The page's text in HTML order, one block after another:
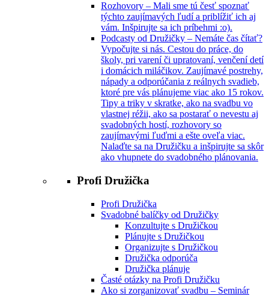
Rozhovory – Mali sme tú česť spoznať
týchto zaujímavých ľudí a priblížiť ich aj
vám. Inšpirujte sa ich príbehmi :o).
Podcasty od Družičky – Nemáte čas čítať?
Vypočujte si nás. Cestou do práce, do
školy, pri varení či upratovaní, venčení detí
i domácich miláčikov. Zaujímavé postrehy,
nápady a odporúčania z reálnych svadieb,
ktoré pre vás plánujeme viac ako 15 rokov.
Tipy a triky v skratke, ako na svadbu vo
vlastnej réžii, ako sa postarať o nevestu aj
svadobných hostí, rozhovory so
zaujímavými ľuďmi a ešte oveľa viac.
Nalaďte sa na Družičku a inšpirujte sa skôr
ako vhupnete do svadobného plánovania.
Profi Družička
Profi Družička
Svadobné balíčky od Družičky
Konzultujte s Družičkou
Plánujte s Družičkou
Organizujte s Družičkou
Družička odporúča
Družička plánuje
Časté otázky na Profi Družičku
Ako si zorganizovať svadbu – Seminár